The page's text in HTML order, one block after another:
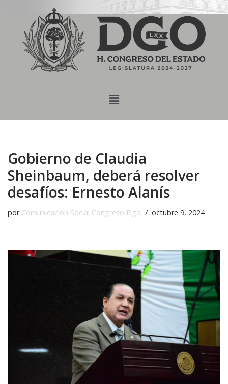
Saltar
contenido
Gobierno de Claudia
Sheinbaum, deberá resolver
desafíos: Ernesto Alanís
por Comunicación Social Congreso Dgo octubre 9, 2024